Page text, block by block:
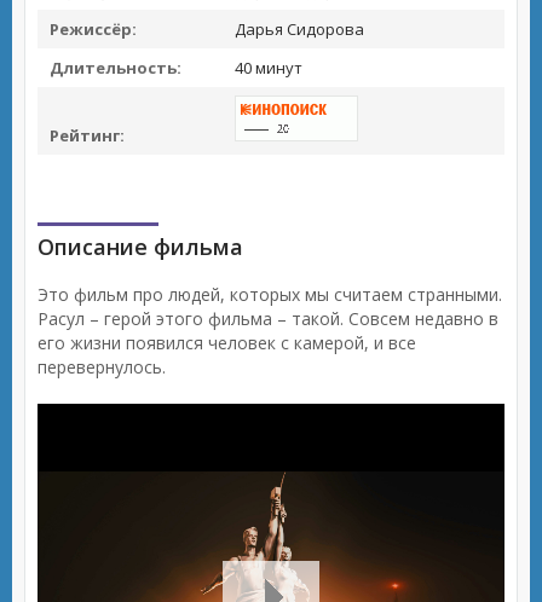
Режиссёр:
Дарья Сидорова
Длительность:
40 минут
Рейтинг:
Описание фильма
Это фильм про людей, которых мы считаем странными.
Расул – герой этого фильма – такой. Совсем недавно в
его жизни появился человек с камерой, и все
перевернулось.